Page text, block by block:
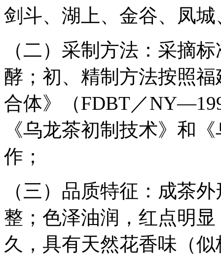
剑斗、湖上、金谷、凤
（二）采制方法：采摘
酵；初、精制方法按照
合体》（FDBT／
《乌龙茶初制技术》和
作；
（三）品质特征：成茶
整；色泽油润，红点明
久，具有天然花香味（